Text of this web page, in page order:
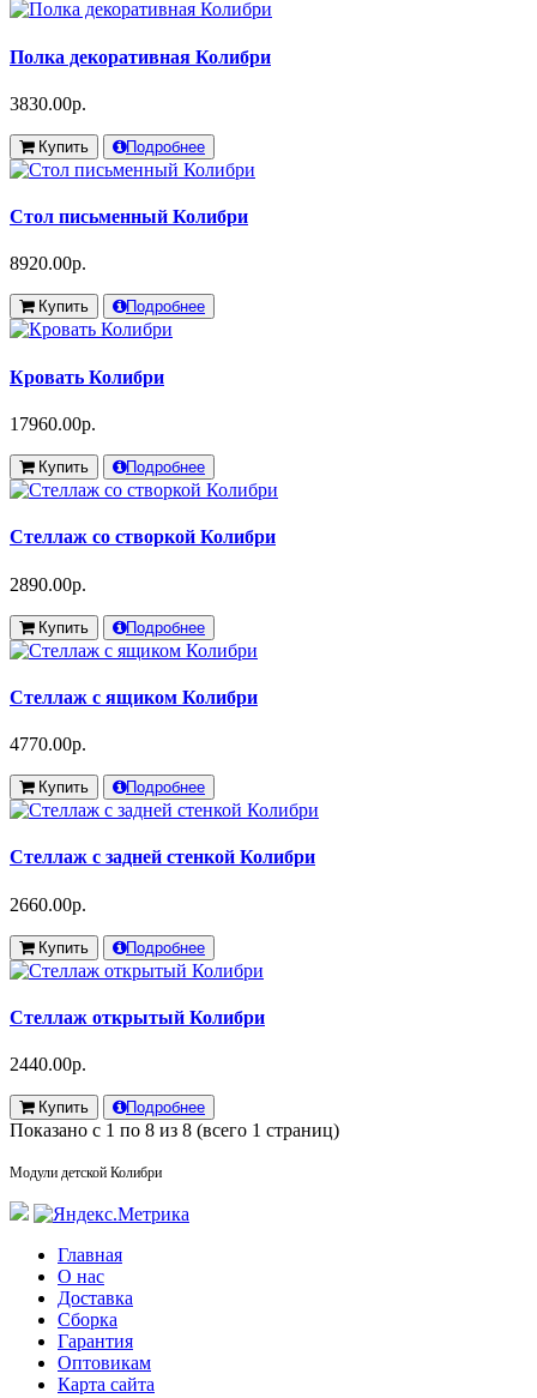
Полка декоративная Колибри
3830.00р.
Купить Подробнее
Стол письменный Колибри
8920.00р.
Купить Подробнее
Кровать Колибри
17960.00р.
Купить Подробнее
Стеллаж со створкой Колибри
2890.00р.
Купить Подробнее
Стеллаж с ящиком Колибри
4770.00р.
Купить Подробнее
Стеллаж с задней стенкой Колибри
2660.00р.
Купить Подробнее
Стеллаж открытый Колибри
2440.00р.
Купить Подробнее
Показано с 1 по 8 из 8 (всего 1 страниц)
Модули детской Колибри
Главная
О нас
Доставка
Сборка
Гарантия
Оптовикам
Карта сайта